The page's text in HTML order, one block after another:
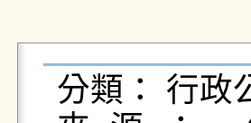
分類： 行政